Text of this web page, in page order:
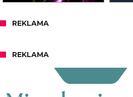
REKLAMA
REKLAMA